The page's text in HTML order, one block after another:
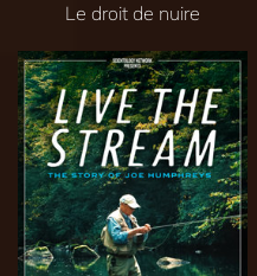
Le droit de nuire